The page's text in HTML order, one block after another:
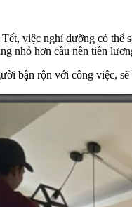
việc nghỉ dưỡng có
nhỏ hơn cầu nên tiền
bận rộn với công việc,